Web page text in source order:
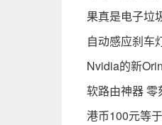
果真是电子垃
自动感应刹车
Nvidia的新
软路由神器
港币100元等